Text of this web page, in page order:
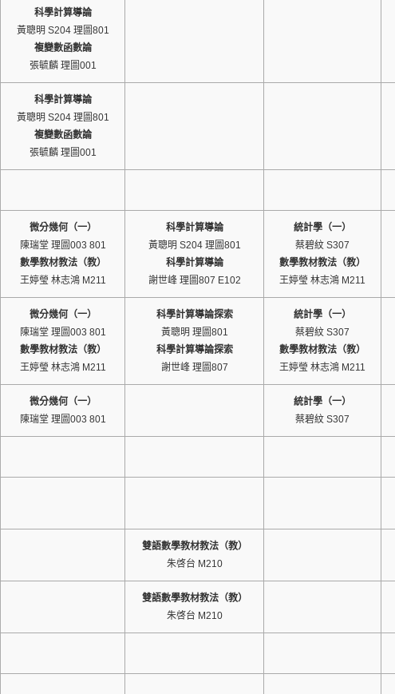
科學計算導論
黃聰明 S204 理圖801
複變數函數論
張毓麟 理圖001
科學計算導論
黃聰明 S204 理圖801
複變數函數論
張毓麟 理圖001
微分幾何（一）
陳瑞堂 理圖003 801
數學教材教法（教）
王婷瑩 林志鴻 M211
科學計算導論
黃聰明 S204 理圖801
科學計算導論
謝世峰 理圖807 E102
統計學（一）
蔡碧紋 S307
數學教材教法（教）
王婷瑩 林志鴻 M211
微分幾何（一）
陳瑞堂 理圖003 801
數學教材教法（教）
王婷瑩 林志鴻 M211
科學計算導論探索
黃聰明 理圖801
科學計算導論探索
謝世峰 理圖807
統計學（一）
蔡碧紋 S307
數學教材教法（教）
王婷瑩 林志鴻 M211
微分幾何（一）
陳瑞堂 理圖003 801
統計學（一）
蔡碧紋 S307
雙語數學教材教法（教）
朱啓台 M210
雙語數學教材教法（教）
朱啓台 M210